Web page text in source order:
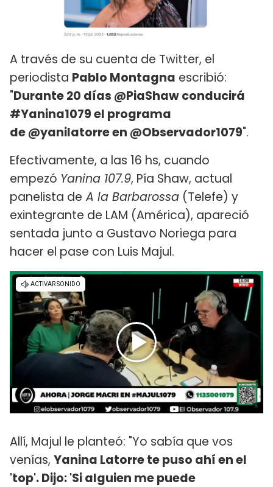
A través de su cuenta de Twitter, el
periodista Pablo Montagna escribió:
"Durante 20 días @PiaShaw conducirá
#Yanina1079 el programa
de @yanilatorre en @Observador1079".
Efectivamente, a las 16 hs, cuando
empezó Yanina 107.9, Pía Shaw, actual
panelista de A la Barbarossa (Telefe) y
exintegrante de LAM (América), apareció
sentada junto a Gustavo Noriega para
hacer el pase con Luis Majul.
Allí, Majul le planteó: "Yo sabía que vos
venías, Yanina Latorre te puso ahí en el
'top'. Dijo: 'Si alguien me puede